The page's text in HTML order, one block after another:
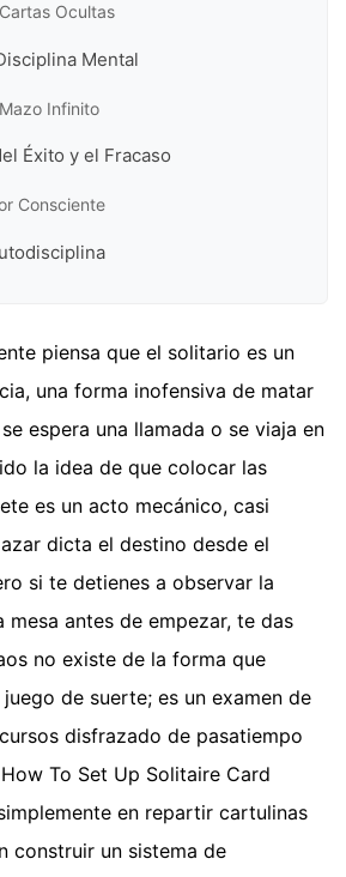
Ocultas
Mental
Infinito
Éxito y el Fracaso
Consciente
piensa que el solitario es un
una forma inofensiva de matar
espera una llamada o se viaja en
la idea de que colocar las
es un acto mecánico, casi
dicta el destino desde el
si te detienes a observar la
mesa antes de empezar, te das
no existe de la forma que
de suerte; es un examen de
disfrazado de pasatiempo
To Set Up Solitaire Card
en repartir cartulinas
construir un sistema de